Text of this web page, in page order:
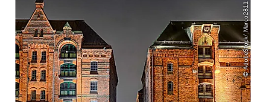
© AdobeStock/ Marco2811